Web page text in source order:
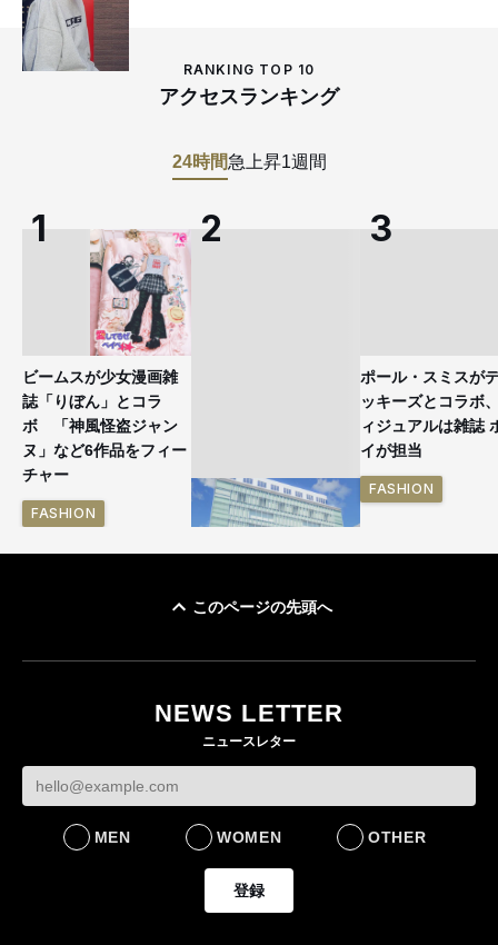
RANKING TOP 10
アクセスランキング
24時間急上昇1週間
ビームスが少女漫画雑
誌「りぼん」とコラ
ボ 「神風怪盗ジャン
ヌ」など6作品をフィー
チャー
FASHION
FASHION
ポール・スミスが
ッキーズとコラボ
ィジュアルは雑誌
イが担当
FASHION
このページの先頭へ
NEWS LETTER
ニュースレター
MEN WOMEN OTHER
登録